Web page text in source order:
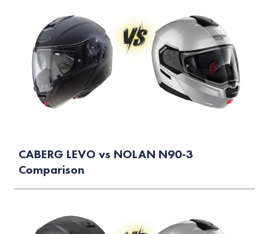
CABERG LEVO vs NOLAN N90-3
Comparison